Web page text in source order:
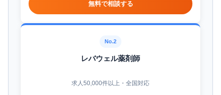
無料で相談する
No.2
レバウェル薬剤師
求人50,000件以上・全国対応